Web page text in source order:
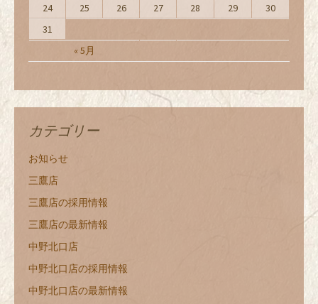
« 5月
24
25 26 27 28 29
30
31
カテゴリー
お知らせ
三鷹店
三鷹店の採用情報
三鷹店の最新情報
中野北口店
中野北口店の採用情報
中野北口店の最新情報